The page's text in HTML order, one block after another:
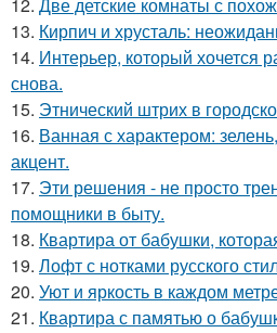
13. Кирпич и хрусталь:
14. Интерьер, который хочется
снова.
15. Этнический штрих в
16. Ванная с характером:
акцент.
17. Эти решения - не просто
помощники в быту.
18. Квартира от бабушки,
19. Лофт с нотками русского
20. Уют и яркость в каждом
21. Квартира с памятью о